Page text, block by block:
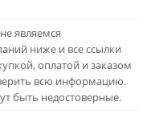
являемся
ниже и все ссылки
оплатой и заказом
всю информацию.
быть недостоверные.